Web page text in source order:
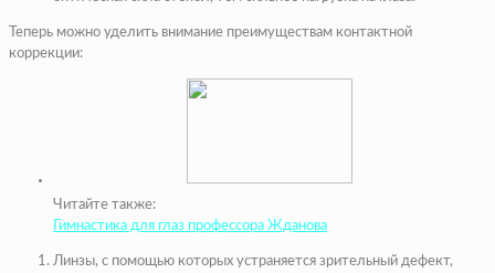
Теперь можно уделить внимание преимуществам контактной
коррекции:
Читайте также:
Гимнастика для глаз профессора Жданова
Линзы, с помощью которых устраняется зрительный дефект,